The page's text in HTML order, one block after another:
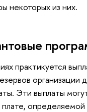
некоторых из них.
практикуется
организации
Эти выплаты
плате, определяемой